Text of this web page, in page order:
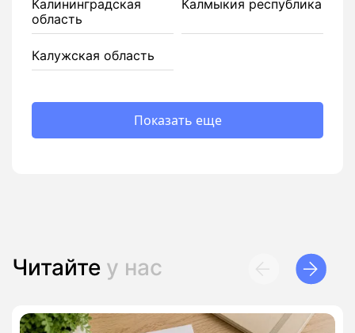
Калининградская
область
Калмыкия республика
Калужская область
Показать еще
Читайте у нас